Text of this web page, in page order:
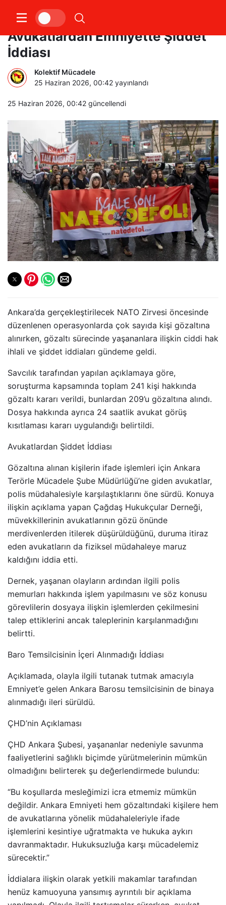
NATO Zirvesi Öncesi Gözaltılar:
Avukatlardan Emniyette Şiddet
İddiası
Kolektif Mücadele
25 Haziran 2026, 00:42 yayınlandı
25 Haziran 2026, 00:42 güncellendi
Ankara’da gerçekleştirilecek NATO Zirvesi öncesinde
düzenlenen operasyonlarda çok sayıda kişi gözaltına
alınırken, gözaltı sürecinde yaşananlara ilişkin ciddi hak
ihlali ve şiddet iddiaları gündeme geldi.
Savcılık tarafından yapılan açıklamaya göre,
soruşturma kapsamında toplam 241 kişi hakkında
gözaltı kararı verildi, bunlardan 209’u gözaltına alındı.
Dosya hakkında ayrıca 24 saatlik avukat görüş
kısıtlaması kararı uygulandığı belirtildi.
Avukatlardan Şiddet İddiası
Gözaltına alınan kişilerin ifade işlemleri için Ankara
Terörle Mücadele Şube Müdürlüğü’ne giden avukatlar,
polis müdahalesiyle karşılaştıklarını öne sürdü. Konuya
ilişkin açıklama yapan Çağdaş Hukukçular Derneği,
müvekkillerinin avukatlarının gözü önünde
merdivenlerden itilerek düşürüldüğünü, duruma itiraz
eden avukatların da fiziksel müdahaleye maruz
kaldığını iddia etti.
Dernek, yaşanan olayların ardından ilgili polis
memurları hakkında işlem yapılmasını ve söz konusu
görevlilerin dosyaya ilişkin işlemlerden çekilmesini
talep ettiklerini ancak taleplerinin karşılanmadığını
belirtti.
Baro Temsilcisinin İçeri Alınmadığı İddiası
Açıklamada, olayla ilgili tutanak tutmak amacıyla
Emniyet’e gelen Ankara Barosu temsilcisinin de binaya
alınmadığı ileri sürüldü.
ÇHD’nin Açıklaması
ÇHD Ankara Şubesi, yaşananlar nedeniyle savunma
faaliyetlerini sağlıklı biçimde yürütmelerinin mümkün
olmadığını belirterek şu değerlendirmede bulundu:
“Bu koşullarda mesleğimizi icra etmemiz mümkün
değildir. Ankara Emniyeti hem gözaltındaki kişilere hem
de avukatlarına yönelik müdahaleleriyle ifade
işlemlerini kesintiye uğratmakta ve hukuka aykırı
davranmaktadır. Hukuksuzluğa karşı mücadelemiz
sürecektir.”
İddialara ilişkin olarak yetkili makamlar tarafından
henüz kamuoyuna yansımış ayrıntılı bir açıklama